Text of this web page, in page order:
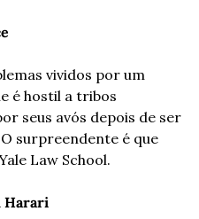
vividos por um
é hostil a tribos
seus avós depois de ser
surpreendente é que
Law School.
Harari